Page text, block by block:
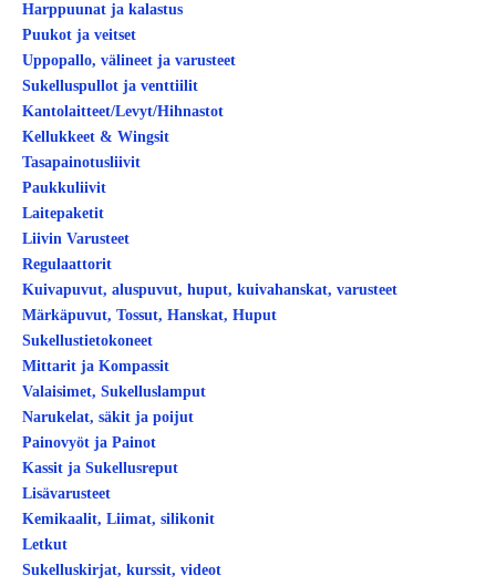
Harppuunat ja kalastus
Puukot ja veitset
Uppopallo, välineet ja varusteet
Sukelluspullot ja venttiilit
Kantolaitteet/Levyt/Hihnastot
Kellukkeet & Wingsit
Tasapainotusliivit
Paukkuliivit
Laitepaketit
Liivin Varusteet
Regulaattorit
Kuivapuvut, aluspuvut, huput, kuivahanskat, varusteet
Märkäpuvut, Tossut, Hanskat, Huput
Sukellustietokoneet
Mittarit ja Kompassit
Valaisimet, Sukelluslamput
Narukelat, säkit ja poijut
Painovyöt ja Painot
Kassit ja Sukellusreput
Lisävarusteet
Kemikaalit, Liimat, silikonit
Letkut
Sukelluskirjat, kurssit, videot